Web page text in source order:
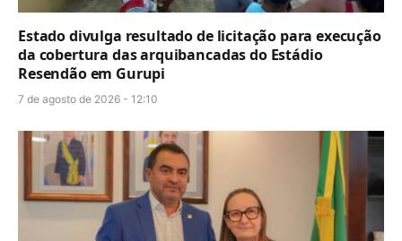
Estado divulga resultado de licitação para execução
da cobertura das arquibancadas do Estádio
Resendão em Gurupi
7 de agosto de 2026 - 12:10